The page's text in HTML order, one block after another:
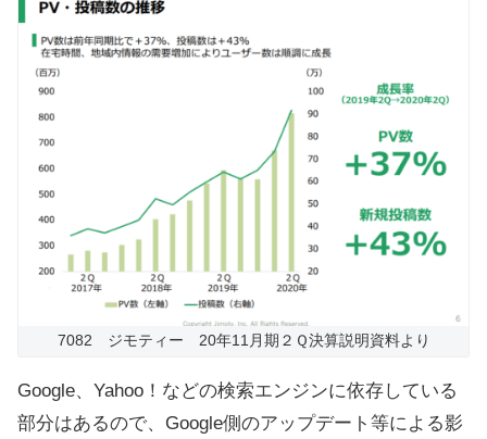
7082 ジモティー 20年11月期２Ｑ決算説明資料より
Google、Yahoo！などの検索エンジンに依存している
部分はあるので、Google側のアップデート等による影